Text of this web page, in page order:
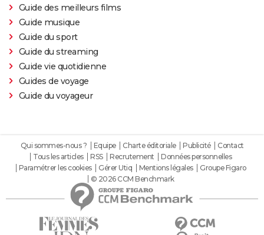
Guide des meilleurs films
Guide musique
Guide du sport
Guide du streaming
Guide vie quotidienne
Guides de voyage
Guide du voyageur
Qui sommes-nous ? Equipe Charte éditoriale Publicité
Contact
Tous les articles
RSS Recrutement
Données personnelles
Paramétrer les cookies
Gérer Utiq Mentions légales
Groupe Figaro
© 2026 CCM Benchmark